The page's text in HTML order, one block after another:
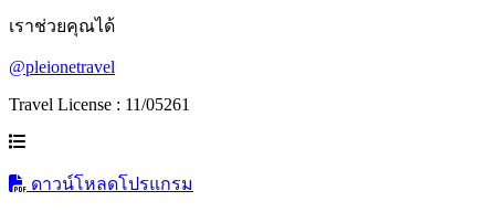
เราช่วยคุณได้
@pleionetravel
Travel License : 11/05261
ดาวน์โหลดโปรแกรม